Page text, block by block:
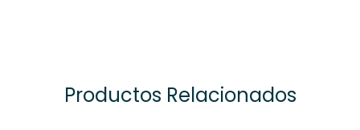
Productos Relacionados